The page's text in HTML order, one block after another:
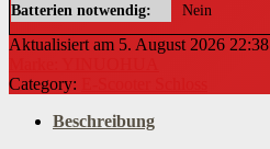
Batterien notwendig ‎Nein
Aktualisiert am 5. August 2026 22:38
Category:
Beschreibung